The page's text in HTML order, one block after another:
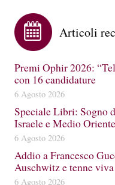
Articoli
Premi Ophir 2026:
con 16 candidature
6 Agosto 2026
Speciale Libri: Sogno
Israele e Medio Oriente
6 Agosto 2026
Addio a Francesco
Auschwitz e tenne
6 Agosto 2026